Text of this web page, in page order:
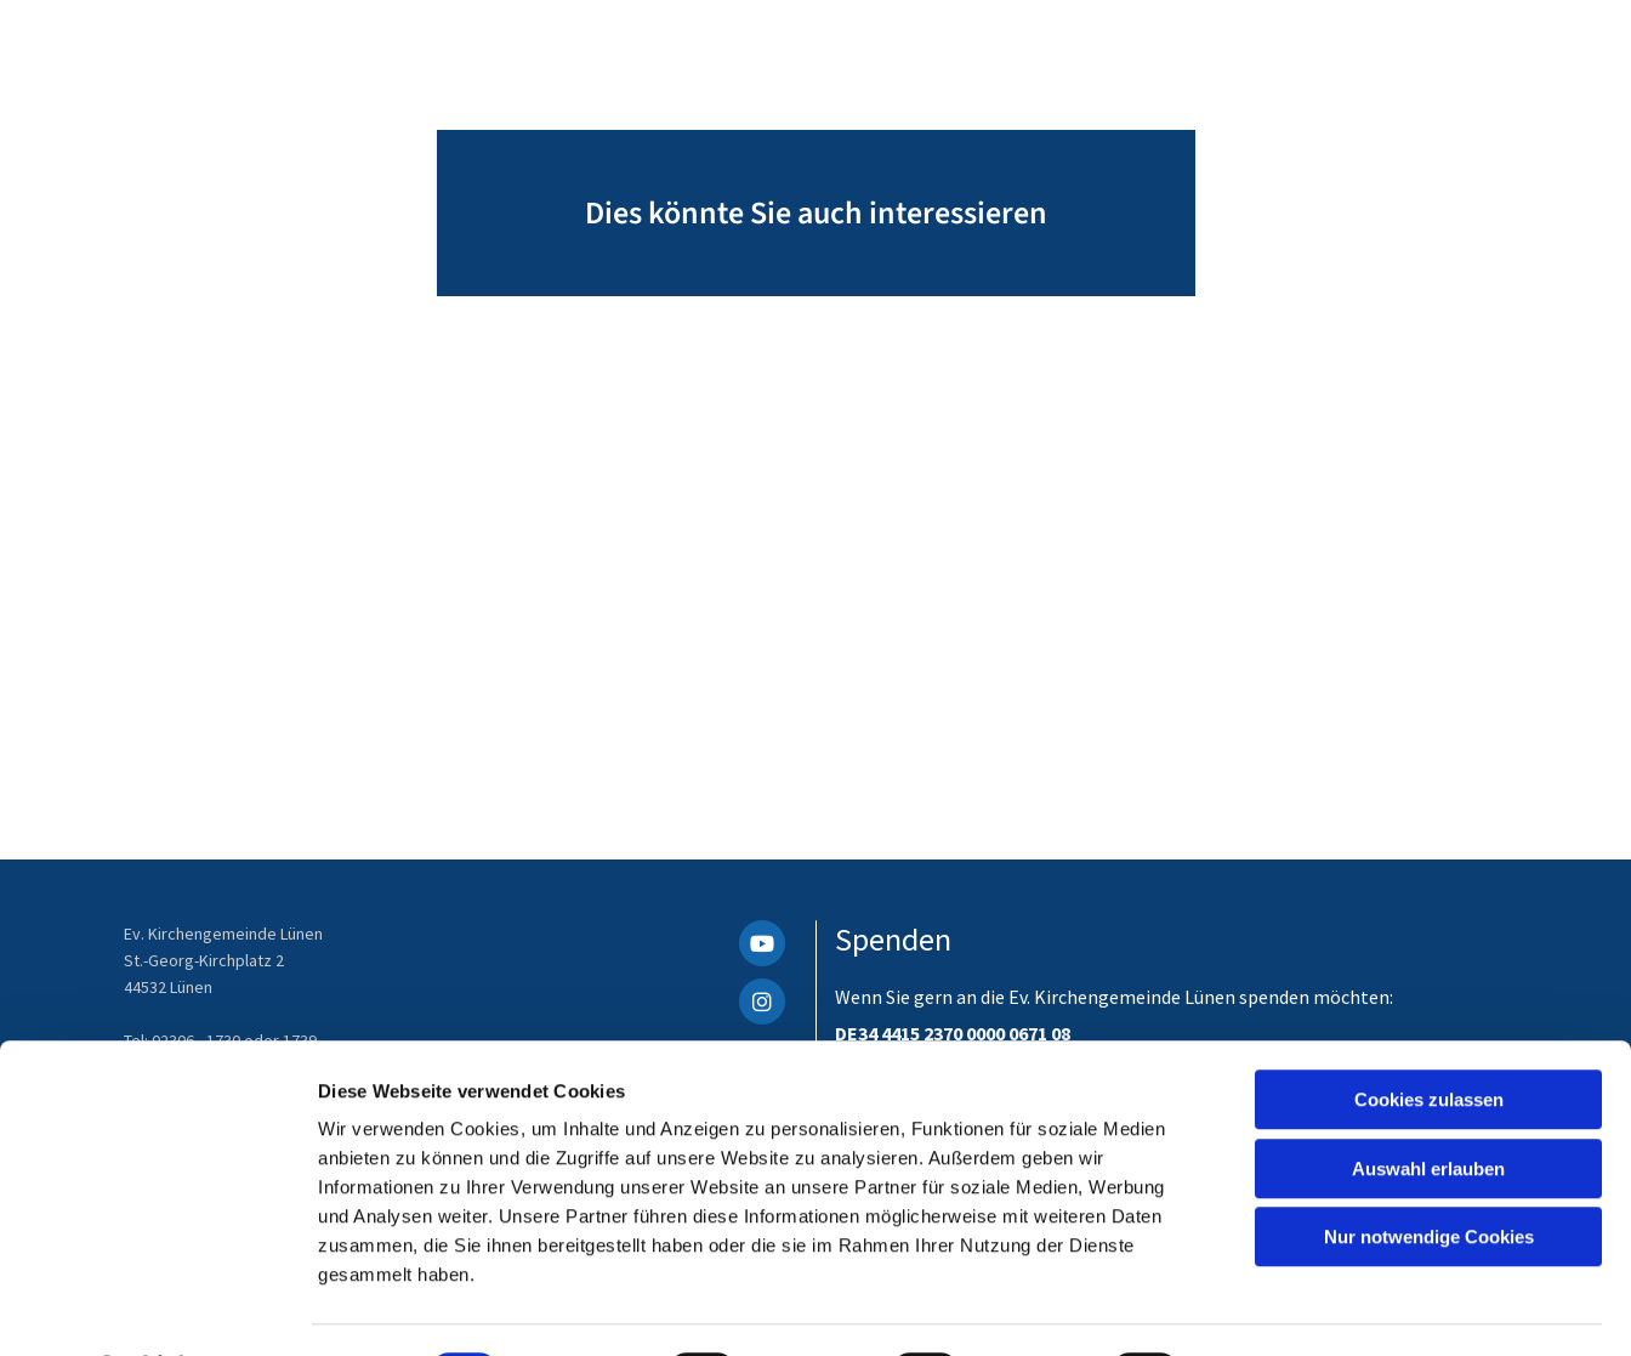
Diese Webseite verwendet Cookies
Wir verwenden Cookies, um Inhalte und Anzeigen zu personalisieren, Funktionen für soziale Medien
anbieten zu können und die Zugriffe auf unsere Website zu analysieren. Außerdem geben wir
Informationen zu Ihrer Verwendung unserer Website an unsere Partner für soziale Medien, Werbung
und Analysen weiter. Unsere Partner führen diese Informationen möglicherweise mit weiteren Daten
zusammen, die Sie ihnen bereitgestellt haben oder die sie im Rahmen Ihrer Nutzung der Dienste
gesammelt haben.
Cookies zulassen
Auswahl erlauben
Nur notwendige Cookies
Dies könnte Sie auch interessieren
Ev. Kirchengemeinde Lünen
St.-Georg-Kirchplatz 2
44532 Lünen
Tel: 02306 - 1730 oder 1739
Spenden
Wenn Sie gern an die Ev. Kirchengemeinde Lünen spenden möchten:
DE34 4415 2370 0000 0671 08
Bitte unbedingt einen Verwendungszweck angeben, für den Ihre Spende gedacht